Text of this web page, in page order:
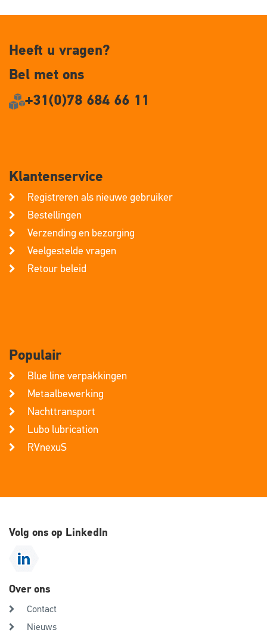
Heeft u vragen?
Bel met ons
+31(0)78 684 66 11
Klantenservice
Registreren als nieuwe gebruiker
Bestellingen
Verzending en bezorging
Veelgestelde vragen
Retour beleid
Populair
Blue line verpakkingen
Metaalbewerking
Nachttransport
Lubo lubrication
RVnexuS
Volg ons op LinkedIn
Over ons
Contact
Nieuws